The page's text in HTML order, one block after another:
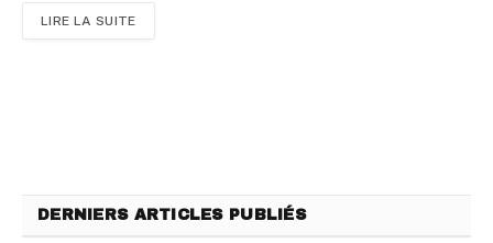
LIRE LA SUITE
DERNIERS ARTICLES PUBLIÉS